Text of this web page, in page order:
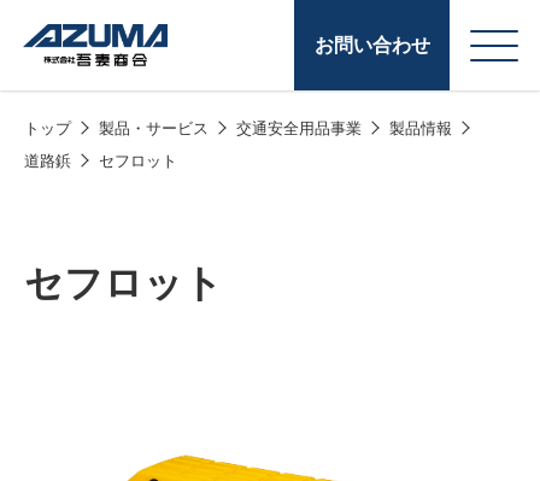
お問い合わせ
社案内
トップ 製品・サービス 交通安全用品事業
製品情報
道路鋲
セフロット
セフロット